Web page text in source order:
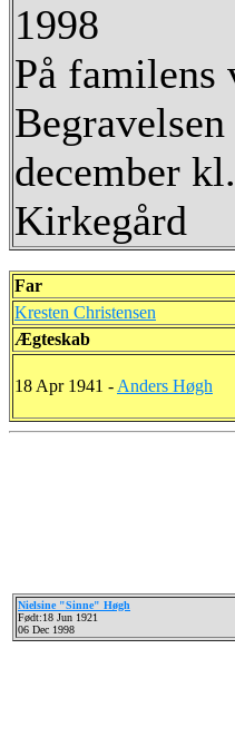
1998
På familens
december
Kirkegård
Far
Kresten Christensen
Ægteskab
18 Apr 1941 - Anders Høgh
Nielsine "Sinne" Høgh
Født:18 Jun 1921
06 Dec 1998